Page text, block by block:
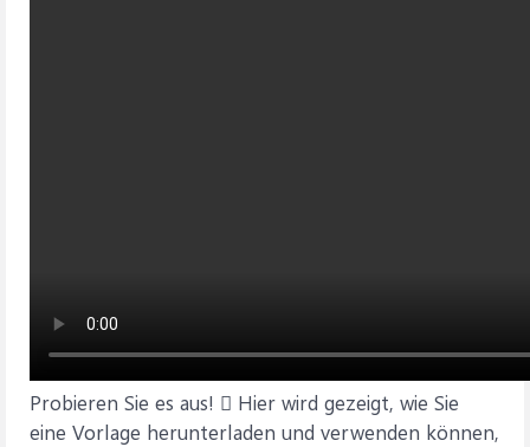
Probieren Sie es aus!  Hier wird gezeigt, wie Sie
eine Vorlage herunterladen und verwenden können,